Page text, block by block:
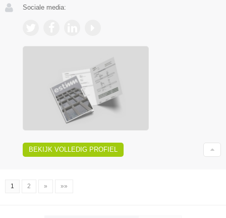
Sociale media:
BEKIJK VOLLEDIG PROFIEL
1 2 » »»